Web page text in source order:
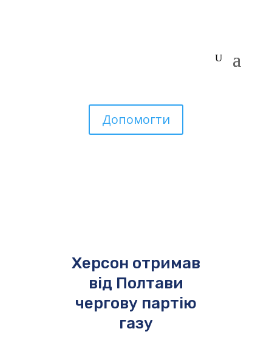
Допомогти
Херсон отримав
від Полтави
чергову партію
газу